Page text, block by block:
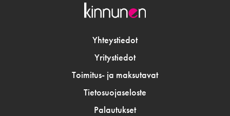
Yhteystiedot
Yritystiedot
Toimitus- ja maksutavat
Tietosuojaseloste
Palautukset